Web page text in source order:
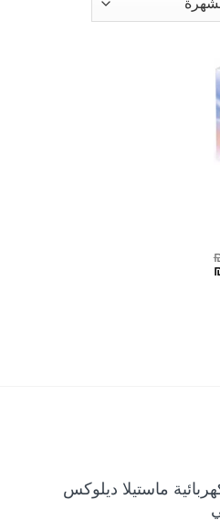
ماستيلا ديلوكس